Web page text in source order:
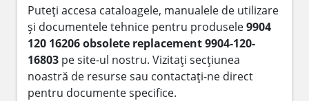
Puteți accesa cataloagele, manualele de utilizare
și documentele tehnice pentru produsele9904
120 16206 obsolete replacement 9904-120-
16803 pe site-ul nostru. Vizitați secțiunea
noastră de resurse sau contactați-ne direct
pentru documente specifice.